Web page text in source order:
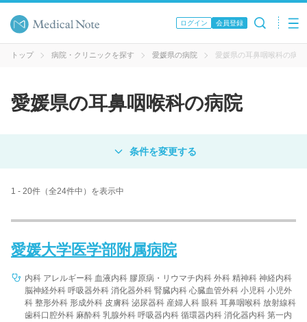
ログイン 会員登録
トップ 病院・クリニックを探す 愛媛県の病院 愛媛県の耳鼻咽喉科の病院
愛媛県の耳鼻咽喉科の病院
病院 クリニック
病名 / 診療科目
1 - 20件（全24件中）を表示中
愛媛大学医学部附属病院
内科 アレルギー科 血液内科 膠原病・リウマチ内科 外科 精神科 神経内科
脳神経外科 呼吸器外科 消化器外科 腎臓内科 心臓血管外科 小児科 小児外
科 整形外科 形成外科 皮膚科 泌尿器科 産婦人科 眼科 耳鼻咽喉科 放射線科
歯科口腔外科 麻酔科 乳腺外科 呼吸器内科 循環器内科 消化器内科 第一内